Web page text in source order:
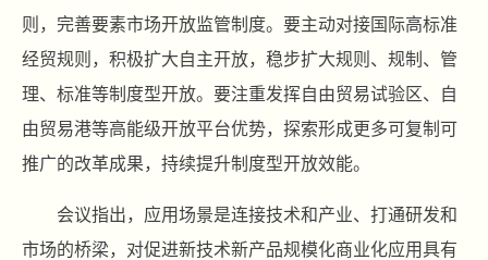
则，完善要素市场开放监管制度。要主动对接国际高标准
经贸规则，积极扩大自主开放，稳步扩大规则、规制、管
理、标准等制度型开放。要注重发挥自由贸易试验区、自
由贸易港等高能级开放平台优势，探索形成更多可复制可
推广的改革成果，持续提升制度型开放效能。
会议指出，应用场景是连接技术和产业、打通研发和
市场的桥梁，对促进新技术新产品规模化商业化应用具有